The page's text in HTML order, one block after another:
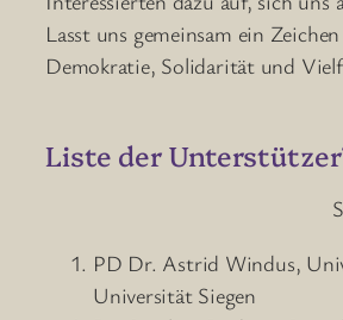
Lasst uns gemeinsam ein
Demokratie, Solidarität und
Liste der
PD Dr. Astrid Windus,
Universität Siegen